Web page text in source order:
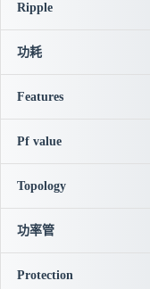
Ripple
功耗
Features
Pf value
Topology
功率管
Protection